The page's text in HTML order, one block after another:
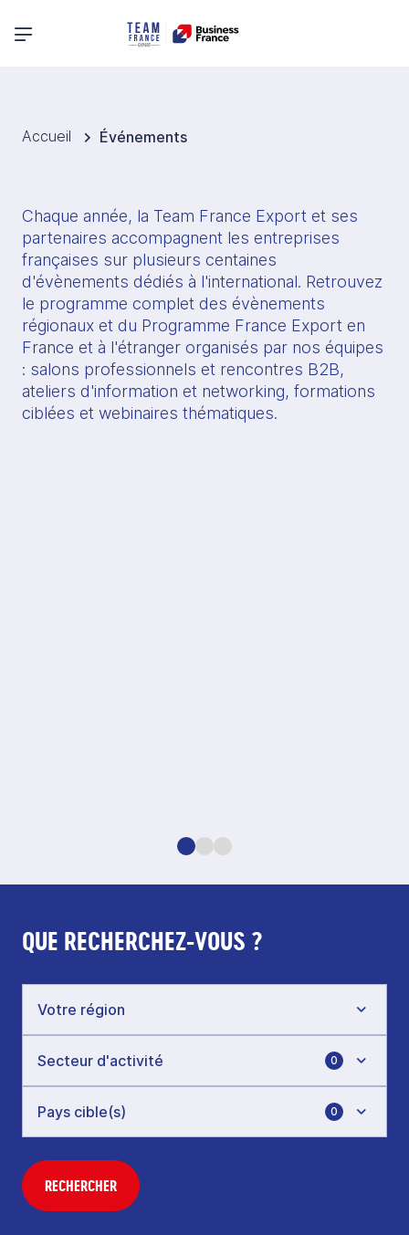
Menu principal
Accueil Événements
Chaque année, la Team France Export et ses
partenaires accompagnent les entreprises
françaises sur plusieurs centaines
d'évènements dédiés à l'international. Retrouvez
le programme complet des évènements
régionaux et du Programme France Export en
France et à l'étranger organisés par nos équipes
: salons professionnels et rencontres B2B,
ateliers d'information et networking, formations
ciblées et webinaires thématiques.
QUE RECHERCHEZ-VOUS ?
0
0
RECHERCHER